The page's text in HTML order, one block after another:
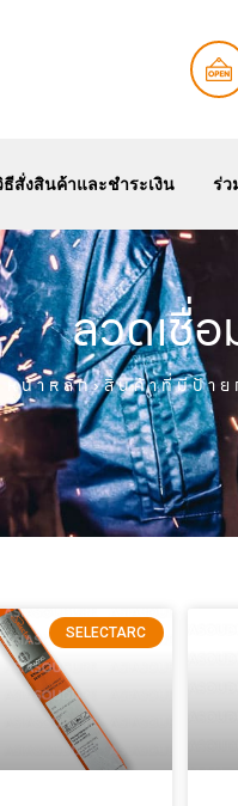
ธีสั่งสินค้าและชำระเงิน ร่ว
ลวดเชื่
หน้าหลัก›สินค้าที่มีป้าย
SELECTARC